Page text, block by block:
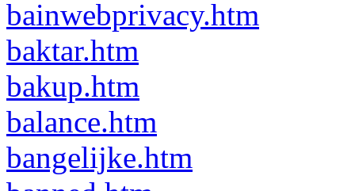
bainwebprivacy.htm
baktar.htm
bakup.htm
balance.htm
bangelijke.htm